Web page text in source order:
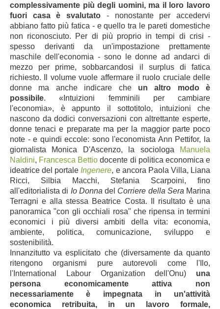
complessivamente più degli uomini, ma il loro lavoro
fuori casa è svalutato - nonostante per accedervi
abbiano fatto più fatica - e quello tra le pareti domestiche
non riconosciuto. Per di più proprio in tempi di crisi -
spesso derivanti da un'impostazione prettamente
maschile dell'economia - sono le donne ad andarci di
mezzo per prime, sobbarcandosi il surplus di fatica
richiesto. Il volume vuole affermare il ruolo cruciale delle
donne ma anche indicare che un altro modo è
possibile. «Intuizioni femminili per cambiare
l'economia», è appunto il sottotitolo, intuizioni che
nascono da dodici conversazioni con altrettante esperte,
donne tenaci e preparate ma per la maggior parte poco
note - e quindi eccole: sono l'economista Ann Pettifor, la
giornalista Monica D'Ascenzo, la sociologa
Manuela
Naldini, Francesca Bettio docente di politica economica e
ideatrice del portale Ingenere, e ancora Paola Villa, Liana
Ricci, Silbia Macchi, Stefania Scarpoini, fino
all'editorialista di Io Donna del Corriere della Sera Marina
Terragni e alla stessa Beatrice Costa. Il risultato è una
panoramica "con gli occhiali rosa" che ripensa in termini
economici i più diversi ambiti della vita: economia,
ambiente, politica, comunicazione, sviluppo e
sostenibilità.
Innanzitutto va esplicitato che (diversamente da quanto
ritengono organismi pure autorevoli come l'Ilo,
l'International Labour Organization dell'Onu) una
persona economicamente attiva non
necessariamente è impegnata in un'attività
economica retribuita, in un lavoro formale,